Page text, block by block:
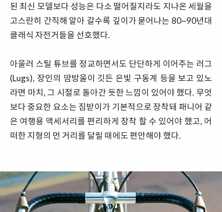
된 최신 모델보다 성능은 다소 떨어질지라도 지나온 세월을
고스란히 간직해 알아 갈수록 깊이가 묻어나는 80~90년대
클래식 자전거들을 선호했다.
아울러 스틸 튜브를 정교하면서도 단단하게 이어주는 러그
(Lugs), 장인의 땀방울이 깃든 은빛 구동계 등을 보고 있노
라면 마치, 그 시절로 돌아간 듯한 느낌이 있어야 했다. 무엇
보다 중요한 요소는 짐받이가 기본적으로 장착돼 패니어 같
은 여행용 액세서리를 편리하게 장착 할 수 있어야 했고, 어
떠한 지형의 먼 거리를 달릴 때에도 편안해야 했다.